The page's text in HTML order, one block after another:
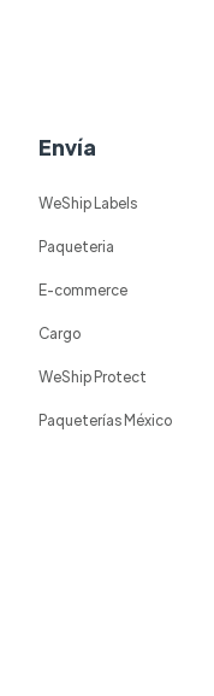
Envía
WeShip Labels
Paqueteria
E-commerce
Cargo
WeShip Protect
Paqueterías México